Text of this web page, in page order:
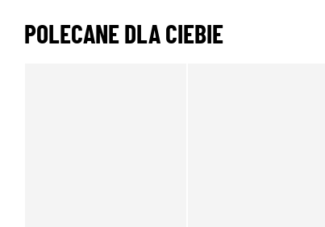
POLECANE DLA CIEBIE